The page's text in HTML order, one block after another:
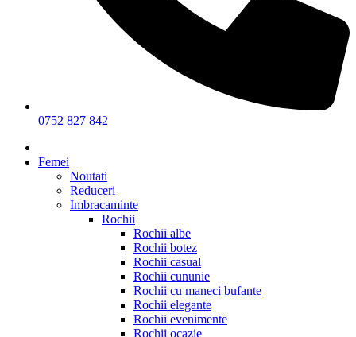
0752 827 842
Femei
Noutati
Reduceri
Imbracaminte
Rochii
Rochii albe
Rochii botez
Rochii casual
Rochii cununie
Rochii cu maneci bufante
Rochii elegante
Rochii evenimente
Rochii ocazie